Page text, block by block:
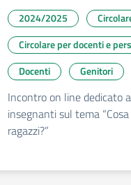
2024/2025
Circolare per docenti e
Docenti
Genitori
Incontro on line dedicato
insegnanti sul tema
ragazzi?”